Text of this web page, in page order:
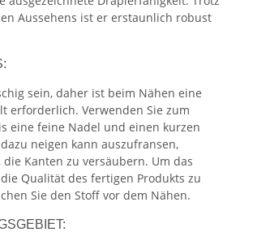
Aussehens ist er erstaunlich robust
sein, daher ist beim Nähen eine
erforderlich. Verwenden Sie zum
eine feine Nadel und einen kurzen
neigen kann auszufransen,
Kanten zu versäubern. Um das
Qualität des fertigen Produkts zu
Sie den Stoff vor dem Nähen.